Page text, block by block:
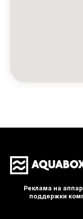
Реклама на
поддержки